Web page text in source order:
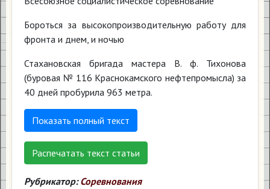
Бороться за высокопроизводительную работу для
фронта и днем, и ночью
Стахановская бригада мастера В. ф. Тихонова
(буровая № 116 Краснокамского нефтепромысла) за
40 дней пробурила 963 метра.
Показать полный текст
Распечатать текст статьи
Рубрикатор: Соревнования